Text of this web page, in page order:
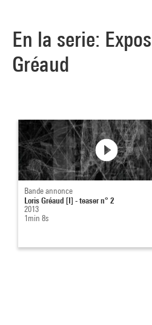
En la serie:
Gréaud
Bande annonce
Loris Gréaud [I] - teaser n° 2
2013
1min 8s